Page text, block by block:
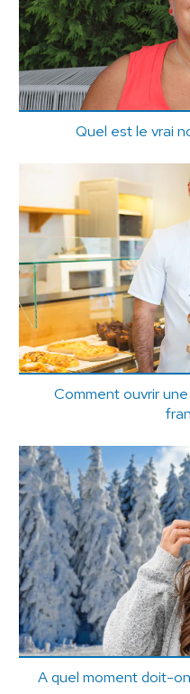
Quel est le vrai
Comment ouvrir
A quel moment doit-